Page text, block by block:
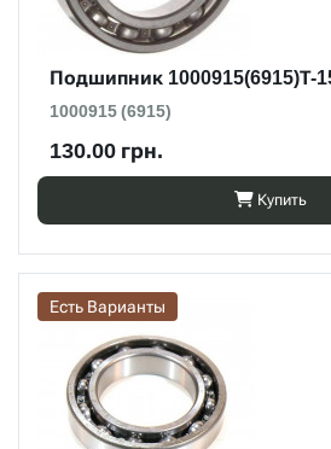
Подшипник 1000915(6915)Т-
1000915 (6915)
130.00 грн.
Купить
Есть Варианты